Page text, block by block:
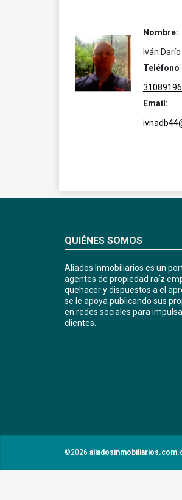
Nombre:
Iván
Teléfono
Email:
QUIÉNES SOMOS
Aliados Inmobiliarios es un
agentes de propiedad raíz
quehacer y dispuestos a el
se le apoya publicando sus
en redes sociales para
clientes.
©2026